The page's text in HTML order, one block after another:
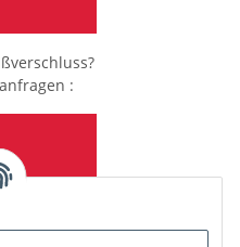
:
Farbe)